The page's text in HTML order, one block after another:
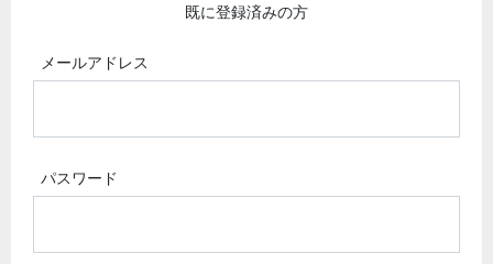
既に登録済みの方
メールアドレス
パスワード